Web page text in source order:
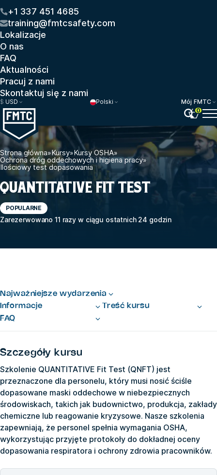
+1 337 451 4685
training@fmtcsafety.com
Lokalizacje
O nas
FAQ
Aktualności
Pracuj z nami
Skontaktuj się z nami
$ USD Polski
Mój FMTC
0
Strona główna»Kursy»Kursy OSHA»
Ochrona dróg oddechowych i higiena pracy»
Ilościowy test dopasowania
QUANTITATIVE FIT TEST
POPULARNE
Zarezerwowano 11 razy w ciągu ostatnich 24 godzin
Najważniejsze wydarzenia
Informacje
Treść kursu
FAQ
Szczegóły kursu
Szkolenie QUANTITATIVE Fit Test (QNFT) jest
przeznaczone dla personelu, który musi nosić ściśle
dopasowane maski oddechowe w niebezpiecznych
środowiskach, takich jak budownictwo, produkcja, zakłady
chemiczne lub reagowanie kryzysowe. Nasze szkolenia
zapewniają, że personel spełnia wymagania OSHA,
wykorzystując przyjęte protokoły do dokładnej oceny
dopasowania respiratora i ochrony zdrowia pracowników.